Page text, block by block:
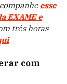
esse
EXAME e
três horas
com